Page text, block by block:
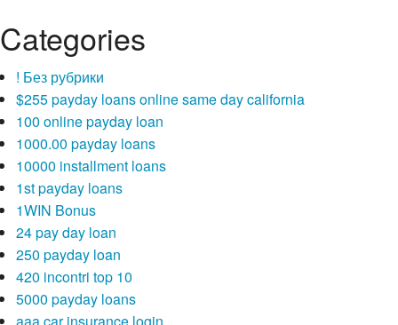
Categories
! Без рубрики
$255 payday loans online same day california
100 online payday loan
1000.00 payday loans
10000 installment loans
1st payday loans
1WIN Bonus
24 pay day loan
250 payday loan
420 incontri top 10
5000 payday loans